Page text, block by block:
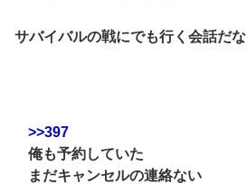
サバイバルの戦にでも行く会話だな
>>397
俺も予約していた
まだキャンセルの連絡ない